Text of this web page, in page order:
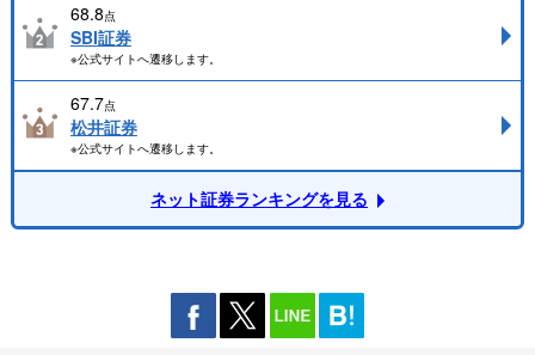
68.8点
SBI証券
※公式サイトへ遷移します。
67.7点
松井証券
※公式サイトへ遷移します。
ネット証券ランキングを見る